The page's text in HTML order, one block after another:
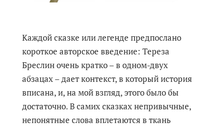
Каждой сказке или легенде предпослано
короткое авторское введение: Тереза
Бреслин очень кратко – в одном-двух
абзацах – дает контекст, в который история
вписана, и, на мой взгляд, этого было бы
достаточно. В самих сказках непривычные,
непонятные слова вплетаются в ткань